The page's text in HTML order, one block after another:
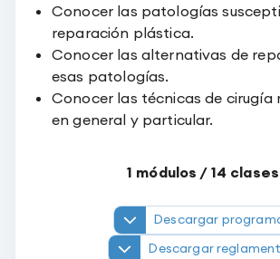
Conocer las patologías
reparación plástica.
Conocer las alternativas de
esas patologías.
Conocer las técnicas de cirugía
en general y particular.
1 módulos / 14 clases
Descargar
Descargar